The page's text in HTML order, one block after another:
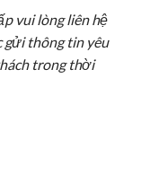
vui lòng liên hệ
gửi thông tin yêu
trong thời